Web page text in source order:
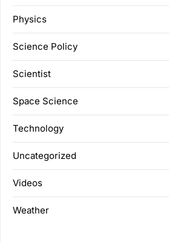
Physics
Science Policy
Scientist
Space Science
Technology
Uncategorized
Videos
Weather